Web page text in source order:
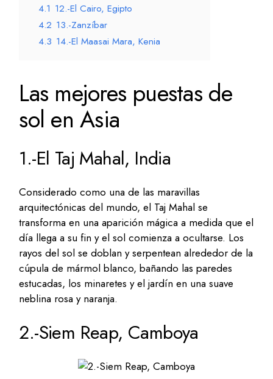
4.1 12.-El Cairo, Egipto
4.2 13.-Zanzíbar
4.3 14.-El Maasai Mara, Kenia
Las mejores puestas de
sol en Asia
1.-El Taj Mahal, India
Considerado como una de las maravillas
arquitectónicas del mundo, el Taj Mahal se
transforma en una aparición mágica a medida que el
día llega a su fin y el sol comienza a ocultarse. Los
rayos del sol se doblan y serpentean alrededor de la
cúpula de mármol blanco, bañando las paredes
estucadas, los minaretes y el jardín en una suave
neblina rosa y naranja.
2.-Siem Reap, Camboya